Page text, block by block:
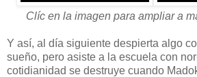
Clíc en la imagen para ampliar a
Y así, al día siguiente despierta algo
sueño, pero asiste a la escuela con
cotidianidad se destruye cuando